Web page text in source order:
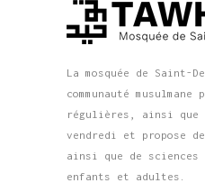
La mosquée de Saint-
communauté
régulières, ainsi que
vendredi et propose
ainsi que de sciences
enfants et adultes.